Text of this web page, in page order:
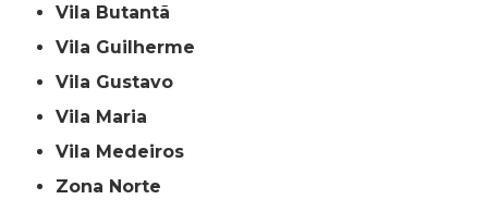
Vila Butantã
Vila Guilherme
Vila Gustavo
Vila Maria
Vila Medeiros
Zona Norte